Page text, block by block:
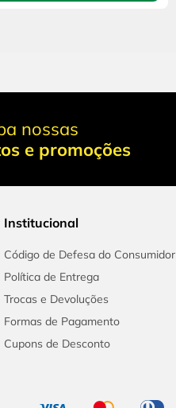
nossas
e promoções
Institucional
Código de Defesa do Consumidor
Política de Entrega
Trocas e Devoluções
Formas de Pagamento
Cupons de Desconto